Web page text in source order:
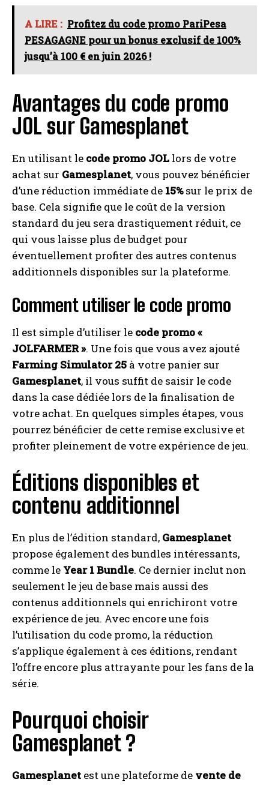
A LIRE : Profitez du code promo PariPesa
PESAGAGNE pour un bonus exclusif de 100%
jusqu’à 100 € en juin 2026 !
Avantages du code promo
JOL sur Gamesplanet
En utilisant le code promo JOL lors de votre
achat sur Gamesplanet, vous pouvez bénéficier
d’une réduction immédiate de 15%sur le prix de
base. Cela signifie que le coût de la version
standard du jeu sera drastiquement réduit, ce
qui vous laisse plus de budget pour
éventuellement profiter des autres contenus
additionnels disponibles sur la plateforme.
Comment utiliser le code promo
Il est simple d’utiliser le code promo «
JOLFARMER ». Une fois que vous avez ajouté
Farming Simulator 25 à votre panier sur
Gamesplanet, il vous suffit de saisir le code
dans la case dédiée lors de la finalisation de
votre achat. En quelques simples étapes, vous
pourrez bénéficier de cette remise exclusive et
profiter pleinement de votre expérience de jeu.
Éditions disponibles et
contenu additionnel
En plus de l’édition standard, Gamesplanet
propose également des bundles intéressants,
comme le Year 1 Bundle. Ce dernier inclut non
seulement le jeu de base mais aussi des
contenus additionnels qui enrichiront votre
expérience de jeu. Avec encore une fois
l’utilisation du code promo, la réduction
s’applique également à ces éditions, rendant
l’offre encore plus attrayante pour les fans de la
série.
Pourquoi choisir
Gamesplanet ?
Gamesplanet est une plateforme de vente de